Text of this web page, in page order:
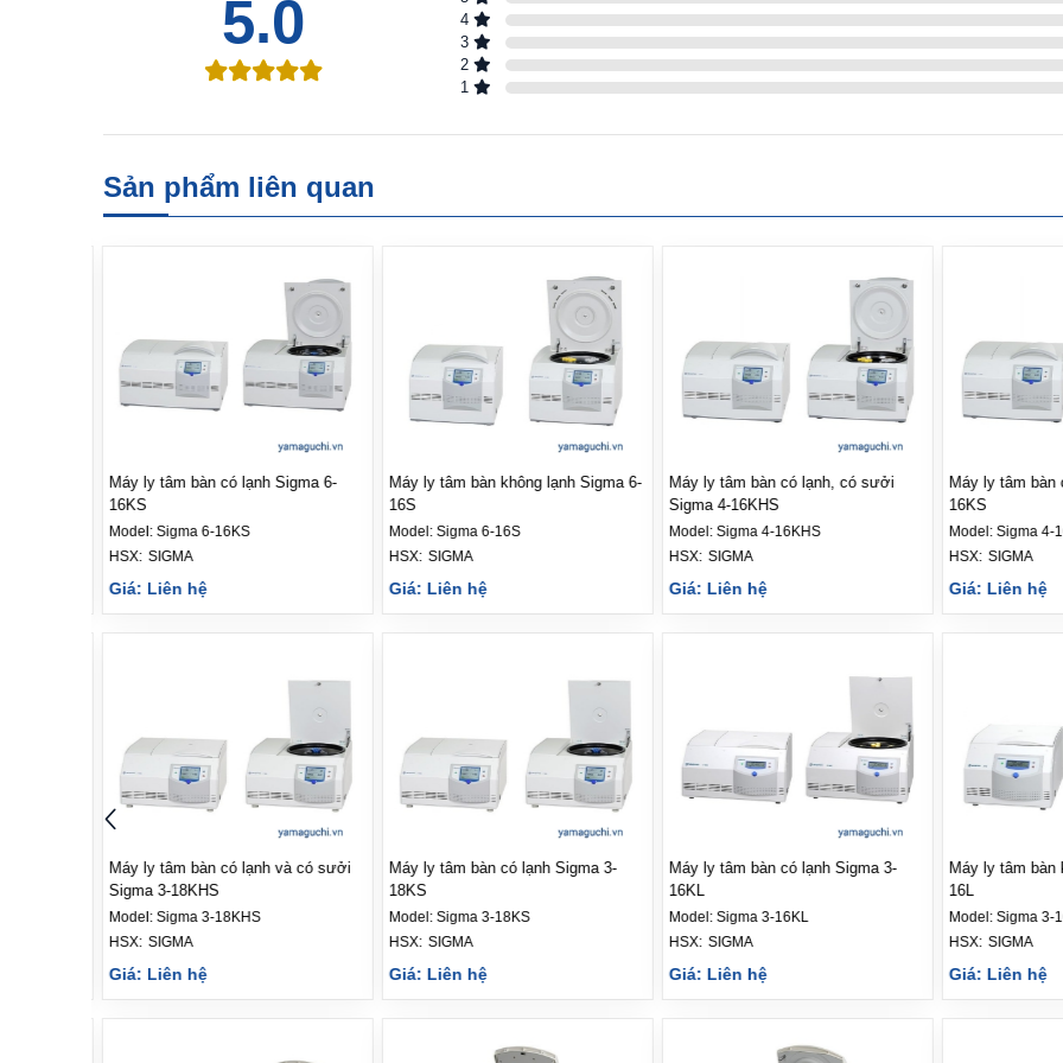
5.0
4
3
2
1
Sản phẩm liên quan
Máy ly tâm bàn không lạnh Sigma 6-
16S
Model: Sigma 6-16S
HSX: SIGMA
Giá: Liên hệ
Máy ly tâm bàn có lạnh, có sưởi
Sigma 4-16KHS
Model: Sigma 4-16KHS
HSX: SIGMA
Giá: Liên hệ
Máy ly tâm bàn có lạnh Sigma 4-
16KS
Model: Sigma 4-16KS
HSX: SIGMA
Giá: Liên hệ
Máy ly tâm bàn
16S
Model: Sigma 4-
HSX: SIGMA
Giá: Liên hệ
Máy ly tâm bàn có lạnh Sigma 3-
18KS
Model: Sigma 3-18KS
HSX: SIGMA
Giá: Liên hệ
Máy ly tâm bàn có lạnh Sigma 3-
16KL
Model: Sigma 3-16KL
HSX: SIGMA
Giá: Liên hệ
Máy ly tâm bàn không lạnh Sigma 3-
16L
Model: Sigma 3-16L
HSX: SIGMA
Giá: Liên hệ
Máy ly tâm
Sigma 2-16KHL
Model: Sigma 2-
HSX: SIGMA
Giá: Liên hệ